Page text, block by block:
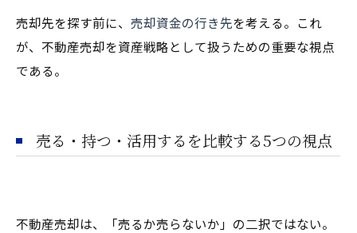
売却先を探す前に、 売却資金の行き先を考える。これ
が、不動産売却を資産戦略として扱うための重要な視点
である。
売る・持つ・活用するを比較する5つの視点
不動産売却は、「売るか売らないか」の二択ではない。